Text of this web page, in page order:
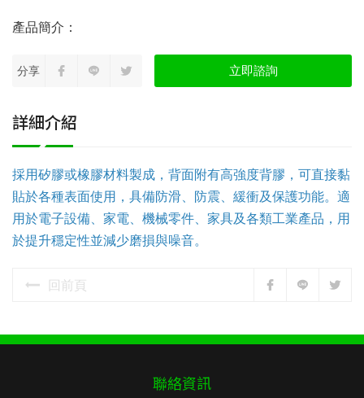
分享 立即諮詢
詳細介紹
採用矽膠或橡膠材料製成，背面附有高強度背膠，可直接黏
貼於各種表面使用，具備防滑、防震、緩衝及保護功能。適
用於電子設備、家電、機械零件、家具及各類工業產品，用
於提升穩定性並減少磨損與噪音。
回前頁
聯絡資訊